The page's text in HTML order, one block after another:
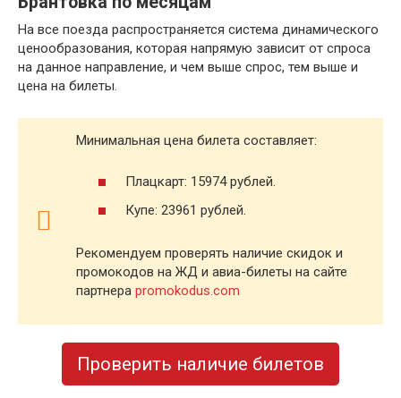
На все поезда распространяется система динамического
ценообразования, которая напрямую зависит от спроса
на данное направление, и чем выше спрос, тем выше и
цена на билеты.
Минимальная цена билета составляет:
Плацкарт: 15974 рублей.
Купе: 23961 рублей.
Рекомендуем проверять наличие скидок и
промокодов на ЖД и авиа-билеты на сайте
партнера promokodus.com
Проверить наличие билетов